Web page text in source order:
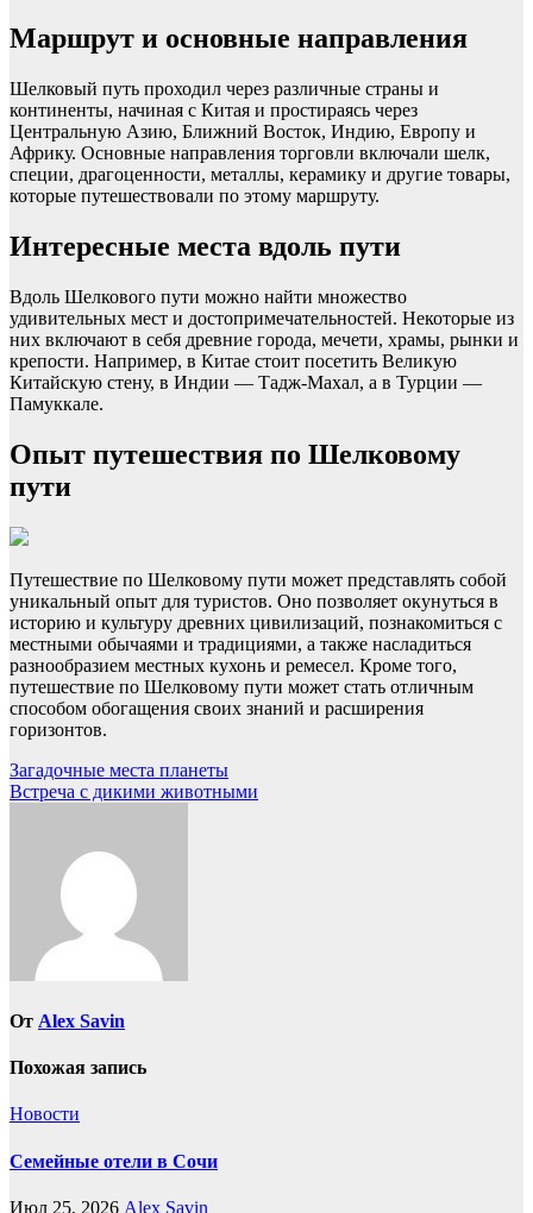
Маршрут и основные направления
Шелковый путь проходил через различные страны и
континенты, начиная с Китая и простираясь через
Центральную Азию, Ближний Восток, Индию, Европу и
Африку. Основные направления торговли включали шелк,
специи, драгоценности, металлы, керамику и другие товары,
которые путешествовали по этому маршруту.
Интересные места вдоль пути
Вдоль Шелкового пути можно найти множество
удивительных мест и достопримечательностей. Некоторые из
них включают в себя древние города, мечети, храмы, рынки и
крепости. Например, в Китае стоит посетить Великую
Китайскую стену, в Индии — Тадж-Махал, а в Турции —
Памуккале.
Опыт путешествия по Шелковому
пути
Путешествие по Шелковому пути может представлять собой
уникальный опыт для туристов. Оно позволяет окунуться в
историю и культуру древних цивилизаций, познакомиться с
местными обычаями и традициями, а также насладиться
разнообразием местных кухонь и ремесел. Кроме того,
путешествие по Шелковому пути может стать отличным
способом обогащения своих знаний и расширения
горизонтов.
Навигация
по
Загадочные места планеты
Встреча с дикими животными
От Alex Savin
Похожая запись
Новости
Семейные отели в Сочи
Июл 25, 2026 Alex Savin